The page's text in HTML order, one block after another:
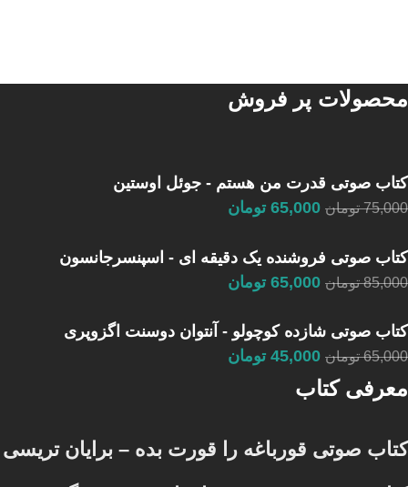
محصولات پر فروش
کتاب صوتی قدرت من هستم - جوئل اوستین
75,000 تومان 65,000 تومان
کتاب صوتی فروشنده یک دقیقه ای - اسپنسرجانسون
85,000 تومان 65,000 تومان
کتاب صوتی شازده کوچولو - آنتوان دوسنت اگزوپری
65,000 تومان 45,000 تومان
معرفی کتاب
کتاب صوتی قورباغه را قورت بده – برایان تریسی